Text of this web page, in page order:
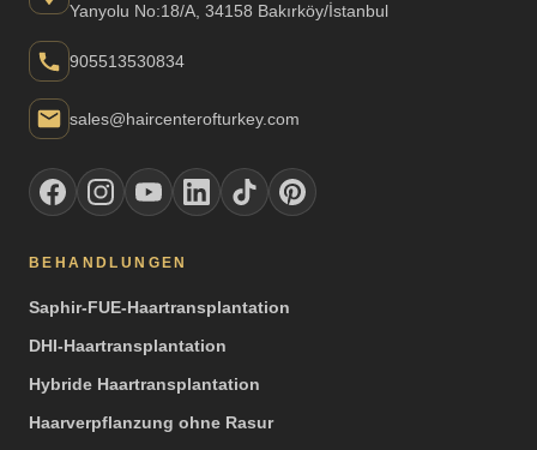
Yanyolu No:18/A, 34158 Bakırköy/İstanbul
905513530834
sales@haircenterofturkey.com
BEHANDLUNGEN
Saphir-FUE-Haartransplantation
DHI-Haartransplantation
Hybride Haartransplantation
Haarverpflanzung ohne Rasur